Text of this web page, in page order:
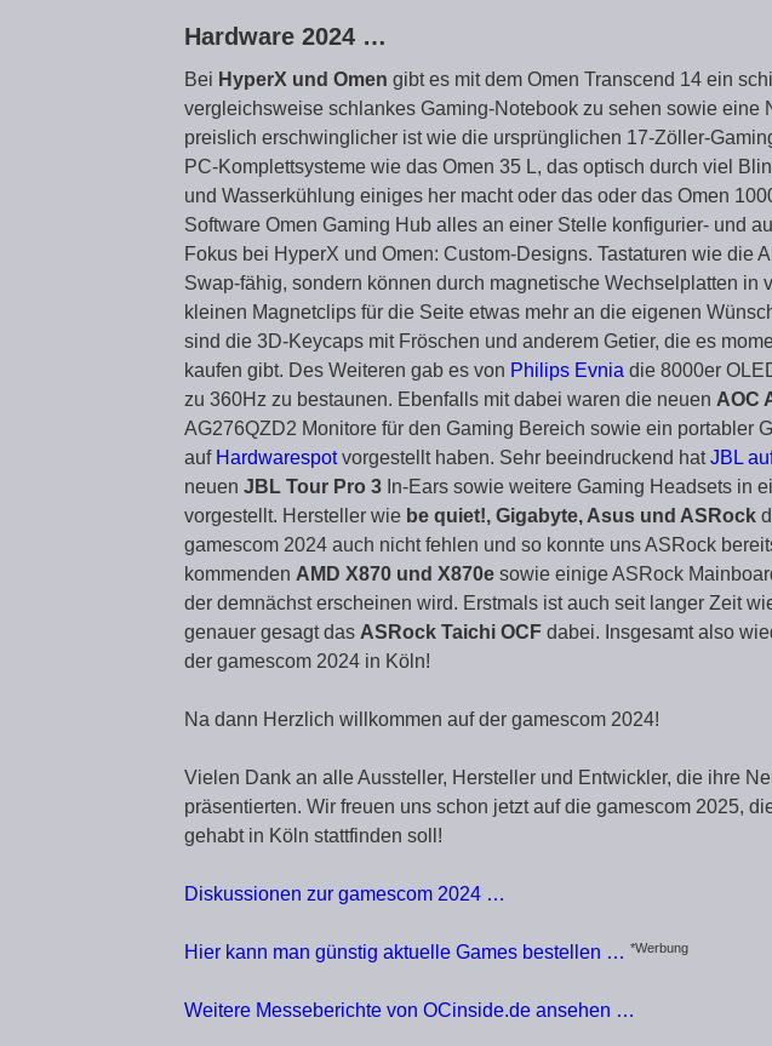
Hardware 2024 …
Bei HyperX und Omen gibt es mit dem Omen Transcend 14 ein
vergleichsweise schlankes Gaming-Notebook zu sehen sowie eine
preislich erschwinglicher ist wie die ursprünglichen 17-Zöller-
PC-Komplettsysteme wie das Omen 35 L, das optisch durch viel
und Wasserkühlung einiges her macht oder das oder das Omen
Software Omen Gaming Hub alles an einer Stelle konfigurier- und
Fokus bei HyperX und Omen: Custom-Designs. Tastaturen wie die
Swap-fähig, sondern können durch magnetische Wechselplatten in
kleinen Magnetclips für die Seite etwas mehr an die eigenen
sind die 3D-Keycaps mit Fröschen und anderem Getier, die es
kaufen gibt. Des Weiteren gab es von Philips Evnia die 8000er
zu 360Hz zu bestaunen. Ebenfalls mit dabei waren die neuen AOC
AG276QZD2 Monitore für den Gaming Bereich sowie ein portabler
auf Hardwarespotvorgestellt haben. Sehr beeindruckend hatJBL
neuen JBL Tour Pro 3 In-Ears sowie weitere Gaming Headsets in
vorgestellt. Hersteller wie be quiet!, Gigabyte, Asus und ASRock
gamescom 2024 auch nicht fehlen und so konnte uns ASRock
kommenden AMD X870 und X870e sowie einige ASRock
der demnächst erscheinen wird. Erstmals ist auch seit langer Zeit
genauer gesagt das ASRock Taichi OCF dabei. Insgesamt also
der gamescom 2024 in Köln!
Na dann Herzlich willkommen auf der gamescom 2024!
Vielen Dank an alle Aussteller, Hersteller und Entwickler, die ihre
präsentierten. Wir freuen uns schon jetzt auf die gamescom 2025,
gehabt in Köln stattfinden soll!
Diskussionen zur gamescom 2024 …
Hier kann man günstig aktuelle Games bestellen … *Werbung
Weitere Messeberichte von OCinside.de ansehen …